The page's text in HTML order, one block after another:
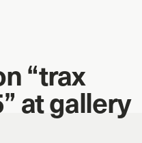
“trax
at gallery